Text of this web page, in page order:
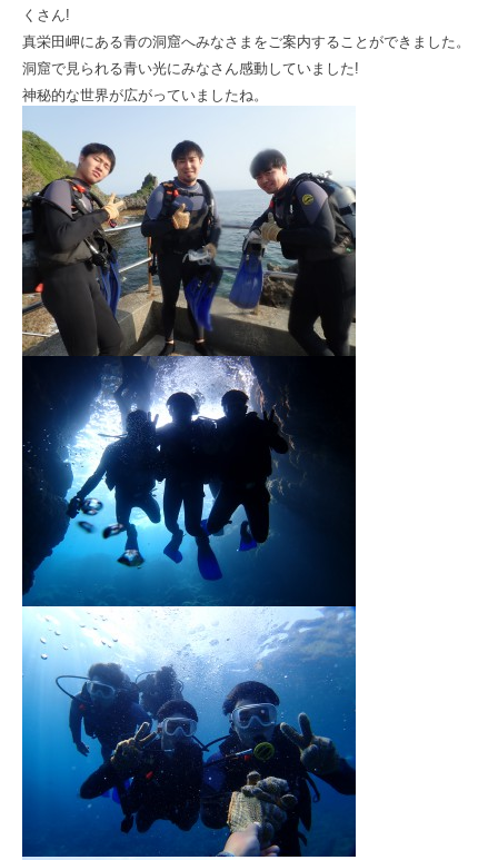
くさん!
真栄田岬にある青の洞窟へみなさまをご案内することができました。
洞窟で見られる青い光にみなさん感動していました!
神秘的な世界が広がっていましたね。